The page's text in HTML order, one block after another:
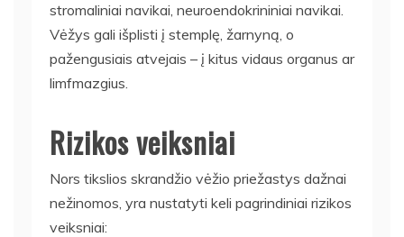
stromaliniai navikai, neuroendokrininiai navikai.
Vėžys gali išplisti į stemplę, žarnyną, o
pažengusiais atvejais – į kitus vidaus organus ar
limfmazgius.
Rizikos veiksniai
Nors tikslios skrandžio vėžio priežastys dažnai
nežinomos, yra nustatyti keli pagrindiniai rizikos
veiksniai: